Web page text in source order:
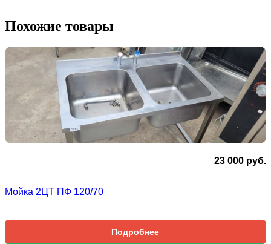
Похожие товары
23 000 руб.
Мойка 2ЦТ ПФ 120/70
Подробнее